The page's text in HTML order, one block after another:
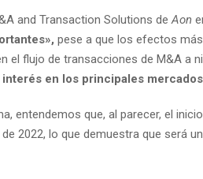
and Transaction Solutions deAon
pese a que los efectos
el flujo de transacciones de M&A a
interés en los principales mercados
entendemos que, al parecer, el
2022, lo que demuestra que será